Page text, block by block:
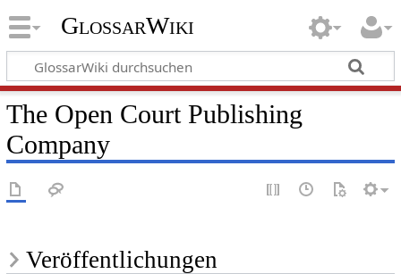
GlossarWiki
The Open Court Publishing
Company
Veröffentlichungen